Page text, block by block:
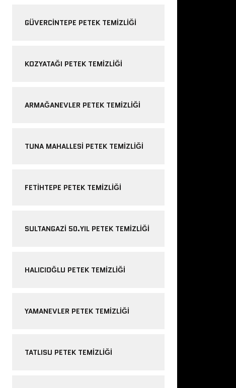
GÜVERCINTEPE PETEK TEMIZLIĞI
KOZYATAĞI PETEK TEMIZLIĞI
ARMAĞANEVLER PETEK TEMIZLIĞI
TUNA MAHALLESI PETEK TEMIZLIĞI
FETIHTEPE PETEK TEMIZLIĞI
SULTANGAZI 50.YIL PETEK TEMIZLIĞI
HALICIOĞLU PETEK TEMIZLIĞI
YAMANEVLER PETEK TEMIZLIĞI
TATLISU PETEK TEMIZLIĞI